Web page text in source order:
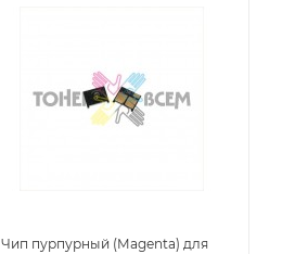
Чип пурпурный (Magenta) для